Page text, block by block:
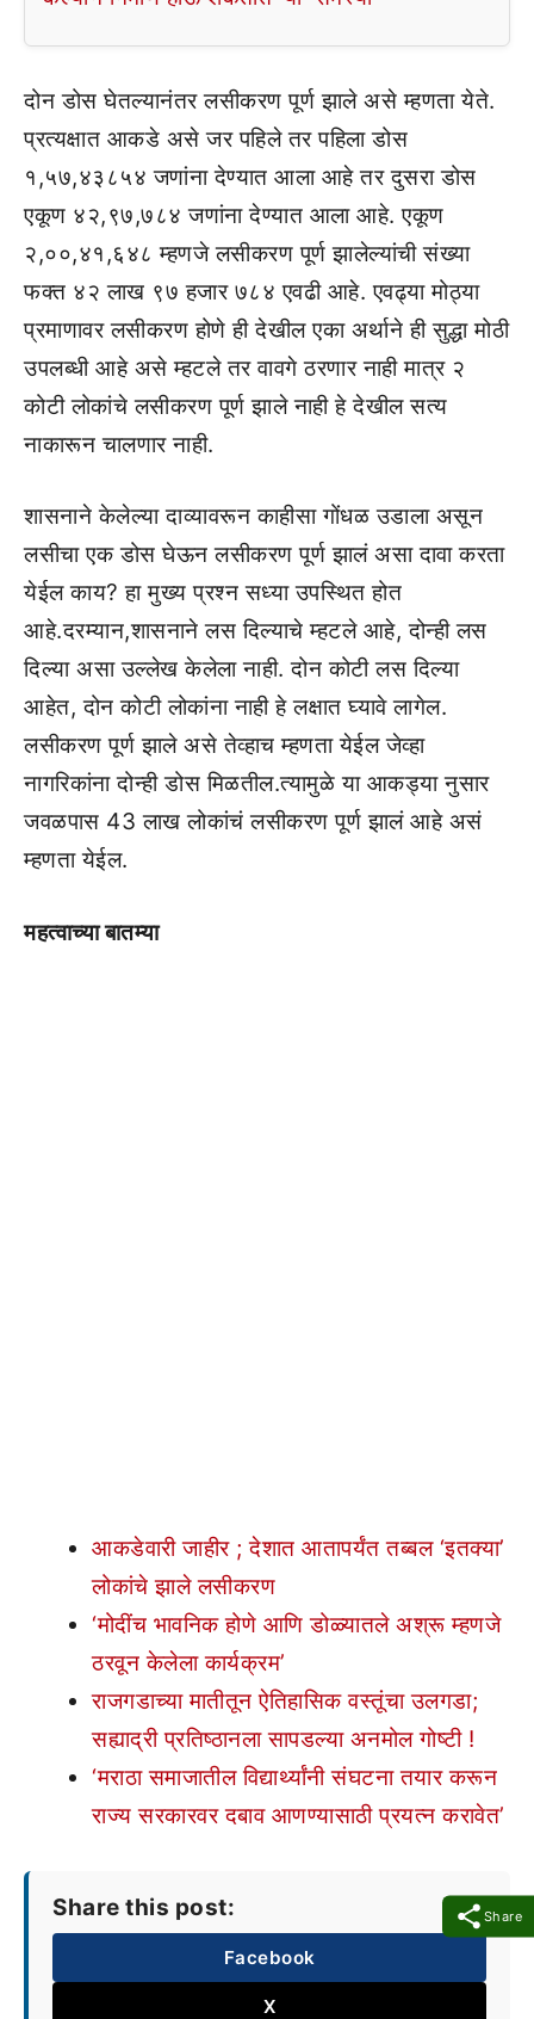
Share
दोन डोस घेतल्यानंतर लसीकरण पूर्ण झाले असे म्हणता येते.
प्रत्यक्षात आकडे असे जर पहिले तर पहिला डोस
१,५७,४३८५४ जणांना देण्यात आला आहे तर दुसरा डोस
एकूण ४२,९७,७८४ जणांना देण्यात आला आहे. एकूण
२,००,४१,६४८ म्हणजे लसीकरण पूर्ण झालेल्यांची संख्या
फक्त ४२ लाख ९७ हजार ७८४ एवढी आहे. एवढ्या मोठ्या
प्रमाणावर लसीकरण होणे ही देखील एका अर्थाने ही सुद्धा मोठी
उपलब्धी आहे असे म्हटले तर वावगे ठरणार नाही मात्र २
कोटी लोकांचे लसीकरण पूर्ण झाले नाही हे देखील सत्य
नाकारून चालणार नाही.
शासनाने केलेल्या दाव्यावरून काहीसा गोंधळ उडाला असून
लसीचा एक डोस घेऊन लसीकरण पूर्ण झालं असा दावा करता
येईल काय? हा मुख्य प्रश्न सध्या उपस्थित होत
आहे.दरम्यान,शासनाने लस दिल्याचे म्हटले आहे, दोन्ही लस
दिल्या असा उल्लेख केलेला नाही. दोन कोटी लस दिल्या
आहेत, दोन कोटी लोकांना नाही हे लक्षात घ्यावे लागेल.
लसीकरण पूर्ण झाले असे तेव्हाच म्हणता येईल जेव्हा
नागरिकांना दोन्ही डोस मिळतील.त्यामुळे या आकड्या नुसार
जवळपास 43 लाख लोकांचं लसीकरण पूर्ण झालं आहे असं
म्हणता येईल.
महत्वाच्या बातम्या
आकडेवारी जाहीर ; देशात आतापर्यंत तब्बल ‘इतक्या’
लोकांचे झाले लसीकरण
‘मोदींच भावनिक होणे आणि डोळ्यातले अश्रू म्हणजे
ठरवून केलेला कार्यक्रम’
राजगडाच्या मातीतून ऐतिहासिक वस्तूंचा उलगडा;
सह्याद्री प्रतिष्ठानला सापडल्या अनमोल गोष्टी !
‘मराठा समाजातील विद्यार्थ्यांनी संघटना तयार करून
राज्य सरकारवर दबाव आणण्यासाठी प्रयत्न करावेत’
Share this post:
Facebook
X